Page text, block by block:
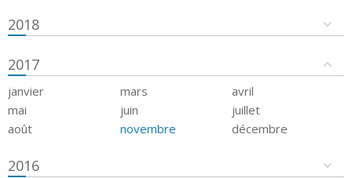
2018
2017
janvier mars
avril
mai
juin
juillet
août
novembre décembre
2016